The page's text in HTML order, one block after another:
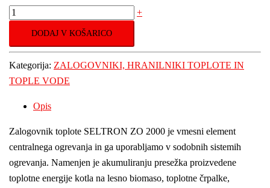
+
DODAJ V KOŠARICO
Kategorija: ZALOGOVNIKI, HRANILNIKI TOPLOTE IN
TOPLE VODE
Opis
Zalogovnik toplote SELTRON ZO 2000 je vmesni element
centralnega ogrevanja in ga uporabljamo v sodobnih sistemih
ogrevanja. Namenjen je akumuliranju presežka proizvedene
toplotne energije kotla na lesno biomaso, toplotne črpalke,